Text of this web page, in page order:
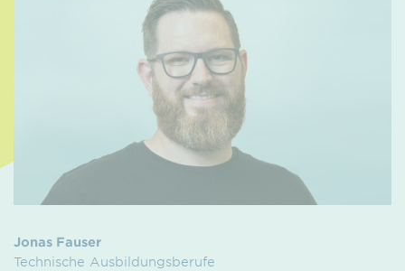
Jonas Fauser
Technische Ausbildungsberufe